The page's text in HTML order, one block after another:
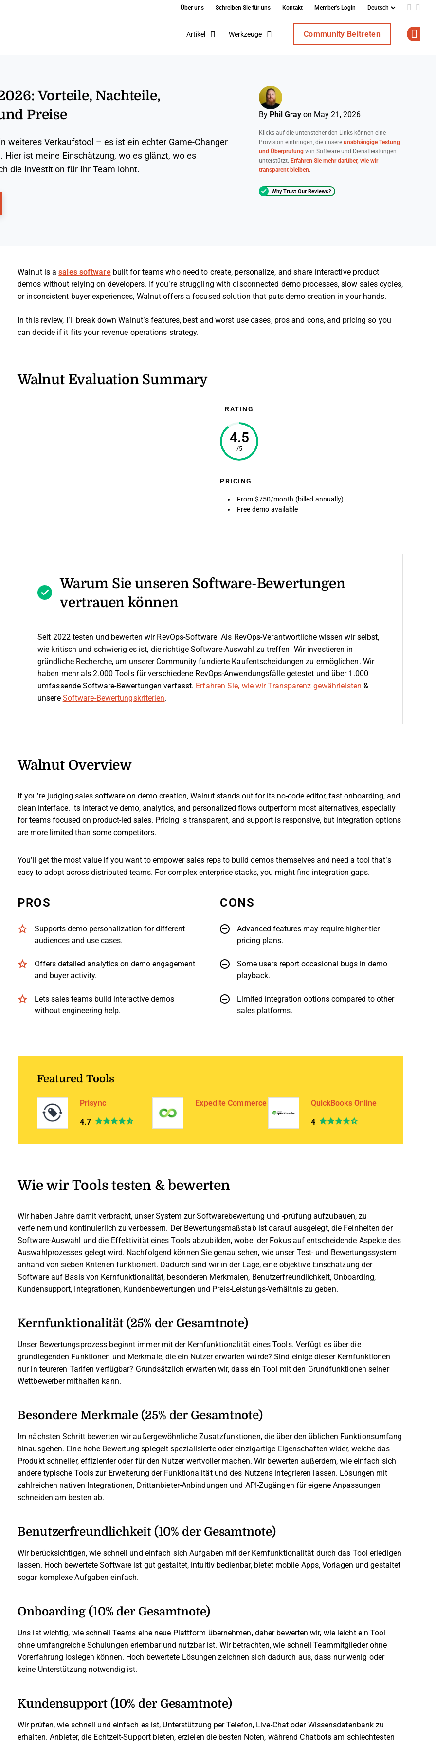
Über uns Schreiben Sie für uns Kontakt Member's Login Add us
Artikel Werkzeuge Community Beitreten
Vorteile, Nachteile,
Preise
weiteres Verkaufstool – es ist ein echter Game-Changer
Hier ist meine Einschätzung, wo es glänzt, wo es
die Investition für Ihr Team lohnt.
New Window
By Phil Gray on May 21, 2026
Klicks auf die untenstehenden Links können eine
Provision einbringen, die unsere unabhängige Testung
und Überprüfung von Software und Dienstleistungen
unterstützt. Erfahren Sie mehr darüber, wie wir
transparent bleiben.
Why Trust Our Reviews?
Walnut is asales softwarebuilt for teams who need to create, personalize, and share interactive product
demos without relying on developers. If you’re struggling with disconnected demo processes, slow sales cycles,
or inconsistent buyer experiences, Walnut offers a focused solution that puts demo creation in your hands.
In this review, I’ll break down Walnut’s features, best and worst use cases, pros and cons, and pricing so you
can decide if it fits your revenue operations strategy.
Walnut Evaluation Summary
RATING
4.5
/5
PRICING
From $750/month (billed annually)
Free demo available
Warum Sie unseren Software-Bewertungen
vertrauen können
Seit 2022 testen und bewerten wir RevOps-Software. Als RevOps-Verantwortliche wissen wir selbst,
wie kritisch und schwierig es ist, die richtige Software-Auswahl zu treffen. Wir investieren in
gründliche Recherche, um unserer Community fundierte Kaufentscheidungen zu ermöglichen. Wir
haben mehr als 2.000 Tools für verschiedene RevOps-Anwendungsfälle getestet und über 1.000
umfassende Software-Bewertungen verfasst. Erfahren Sie, wie wir Transparenz gewährleisten &
unsere Software-Bewertungskriterien.
Walnut Overview
If you’re judging sales software on demo creation, Walnut stands out for its no-code editor, fast onboarding, and
clean interface. Its interactive demo, analytics, and personalized flows outperform most alternatives, especially
for teams focused on product-led sales. Pricing is transparent, and support is responsive, but integration options
are more limited than some competitors.
You’ll get the most value if you want to empower sales reps to build demos themselves and need a tool that’s
easy to adopt across distributed teams. For complex enterprise stacks, you might find integration gaps.
PROS
Supports demo personalization for different
audiences and use cases.
Offers detailed analytics on demo engagement
and buyer activity.
Lets sales teams build interactive demos
without engineering help.
CONS
Advanced features may require higher-tier
pricing plans.
Some users report occasional bugs in demo
playback.
Limited integration options compared to other
sales platforms.
Featured Tools
Prisync
4.7
Expedite Commerce QuickBooks Online
4
Wie wir Tools testen & bewerten
Wir haben Jahre damit verbracht, unser System zur Softwarebewertung und -prüfung aufzubauen, zu
verfeinern und kontinuierlich zu verbessern. Der Bewertungsmaßstab ist darauf ausgelegt, die Feinheiten der
Software-Auswahl und die Effektivität eines Tools abzubilden, wobei der Fokus auf entscheidende Aspekte des
Auswahlprozesses gelegt wird. Nachfolgend können Sie genau sehen, wie unser Test- und Bewertungssystem
anhand von sieben Kriterien funktioniert. Dadurch sind wir in der Lage, eine objektive Einschätzung der
Software auf Basis von Kernfunktionalität, besonderen Merkmalen, Benutzerfreundlichkeit, Onboarding,
Kundensupport, Integrationen, Kundenbewertungen und Preis-Leistungs-Verhältnis zu geben.
Kernfunktionalität (25% der Gesamtnote)
Unser Bewertungsprozess beginnt immer mit der Kernfunktionalität eines Tools. Verfügt es über die
grundlegenden Funktionen und Merkmale, die ein Nutzer erwarten würde? Sind einige dieser Kernfunktionen
nur in teureren Tarifen verfügbar? Grundsätzlich erwarten wir, dass ein Tool mit den Grundfunktionen seiner
Wettbewerber mithalten kann.
Besondere Merkmale (25% der Gesamtnote)
Im nächsten Schritt bewerten wir außergewöhnliche Zusatzfunktionen, die über den üblichen Funktionsumfang
hinausgehen. Eine hohe Bewertung spiegelt spezialisierte oder einzigartige Eigenschaften wider, welche das
Produkt schneller, effizienter oder für den Nutzer wertvoller machen. Wir bewerten außerdem, wie einfach sich
andere typische Tools zur Erweiterung der Funktionalität und des Nutzens integrieren lassen. Lösungen mit
zahlreichen nativen Integrationen, Drittanbieter-Anbindungen und API-Zugängen für eigene Anpassungen
schneiden am besten ab.
Benutzerfreundlichkeit (10% der Gesamtnote)
Wir berücksichtigen, wie schnell und einfach sich Aufgaben mit der Kernfunktionalität durch das Tool erledigen
lassen. Hoch bewertete Software ist gut gestaltet, intuitiv bedienbar, bietet mobile Apps, Vorlagen und gestaltet
sogar komplexe Aufgaben einfach.
Onboarding (10% der Gesamtnote)
Uns ist wichtig, wie schnell Teams eine neue Plattform übernehmen, daher bewerten wir, wie leicht ein Tool
ohne umfangreiche Schulungen erlernbar und nutzbar ist. Wir betrachten, wie schnell Teammitglieder ohne
Vorerfahrung loslegen können. Hoch bewertete Lösungen zeichnen sich dadurch aus, dass nur wenig oder
keine Unterstützung notwendig ist.
Kundensupport (10% der Gesamtnote)
Wir prüfen, wie schnell und einfach es ist, Unterstützung per Telefon, Live-Chat oder Wissensdatenbank zu
erhalten. Anbieter, die Echtzeit-Support bieten, erzielen die besten Noten, während Chatbots am schlechtesten